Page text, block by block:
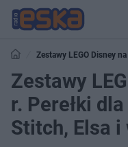
Zestawy LEGO Disney
wiele więcej
Zestawy
r. Perełki
Stitch, Elsa